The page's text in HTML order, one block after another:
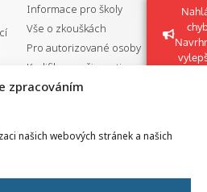
zpracováním
našich webových stránek a našich
Informace pro školy
Vše o zkouškách
Pro autorizované osoby
Kvalifikace a živnosti
Národní pedagogický institut ČR